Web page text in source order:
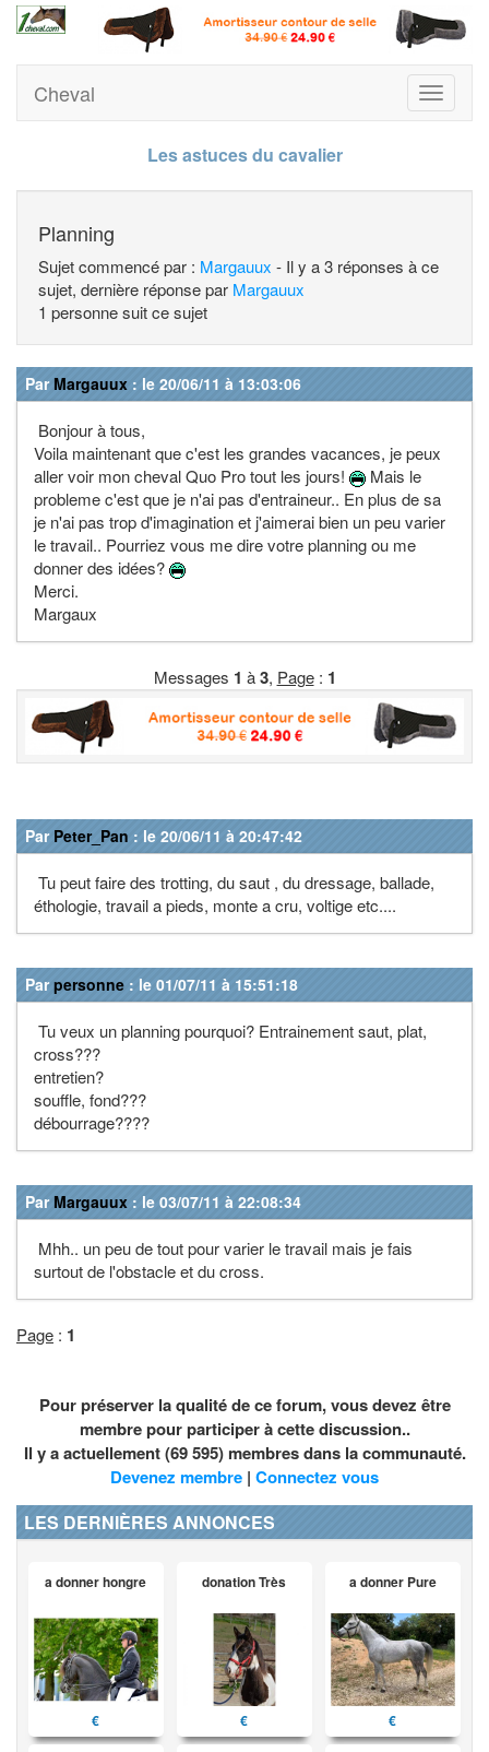
Toggle
Cheval
Les astuces du cavalier
Planning
Sujet commencé par : Margauux - Il y a 3 réponses à ce
sujet, dernière réponse par Margauux
1 personne suit ce sujet
Par Margauux : le 20/06/11 à 13:03:06
Bonjour à tous,
Voila maintenant que c'est les grandes vacances, je peux
aller voir mon cheval Quo Pro tout les jours!
Mais le
probleme c'est que je n'ai pas d'entraineur.. En plus de sa
je n'ai pas trop d'imagination et j'aimerai bien un peu varier
le travail.. Pourriez vous me dire votre planning ou me
donner des idées?
Merci.
Margaux
Messages 1 à3, Page: 1
Par Peter_Pan : le 20/06/11 à 20:47:42
Tu peut faire des trotting, du saut , du dressage, ballade,
éthologie, travail a pieds, monte a cru, voltige etc....
Parpersonne : le 01/07/11 à 15:51:18
Tu veux un planning pourquoi? Entrainement saut, plat,
cross???
entretien?
souffle, fond???
débourrage????
Par Margauux : le 03/07/11 à 22:08:34
Mhh.. un peu de tout pour varier le travail mais je fais
surtout de l'obstacle et du cross.
Page : 1
Pour préserver la qualité de ce forum, vous devez être
membre pour participer à cette discussion..
Il y a actuellement (69 595) membres dans la communauté.
Devenez membre | Connectez vous
LES DERNIÈRES ANNONCES
a donner hongre
€
donation Très
€
a donner Pure
€